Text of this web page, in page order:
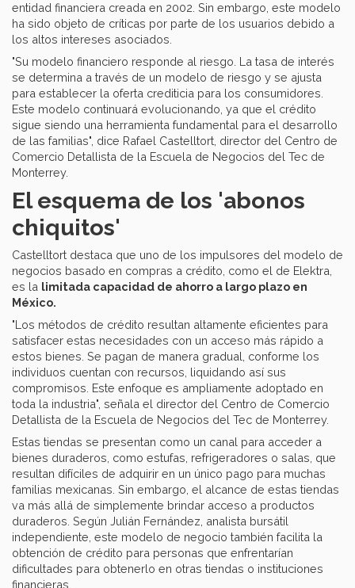
entidad financiera creada en 2002. Sin embargo, este modelo
ha sido objeto de críticas por parte de los usuarios debido a
los altos intereses asociados.
"Su modelo financiero responde al riesgo. La tasa de interés
se determina a través de un modelo de riesgo y se ajusta
para establecer la oferta crediticia para los consumidores.
Este modelo continuará evolucionando, ya que el crédito
sigue siendo una herramienta fundamental para el desarrollo
de las familias", dice Rafael Castelltort, director del Centro de
Comercio Detallista de la Escuela de Negocios del Tec de
Monterrey.
El esquema de los 'abonos
chiquitos'
Castelltort destaca que uno de los impulsores del modelo de
negocios basado en compras a crédito, como el de Elektra,
es la limitada capacidad de ahorro a largo plazo en
México.
"Los métodos de crédito resultan altamente eficientes para
satisfacer estas necesidades con un acceso más rápido a
estos bienes. Se pagan de manera gradual, conforme los
individuos cuentan con recursos, liquidando así sus
compromisos. Este enfoque es ampliamente adoptado en
toda la industria", señala el director del Centro de Comercio
Detallista de la Escuela de Negocios del Tec de Monterrey.
Estas tiendas se presentan como un canal para acceder a
bienes duraderos, como estufas, refrigeradores o salas, que
resultan difíciles de adquirir en un único pago para muchas
familias mexicanas. Sin embargo, el alcance de estas tiendas
va más allá de simplemente brindar acceso a productos
duraderos. Según Julián Fernández, analista bursátil
independiente, este modelo de negocio también facilita la
obtención de crédito para personas que enfrentarían
dificultades para obtenerlo en otras tiendas o instituciones
financieras.